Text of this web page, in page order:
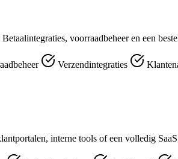
voorraadbeheer en een
Verzendintegraties
interne tools of een volledig